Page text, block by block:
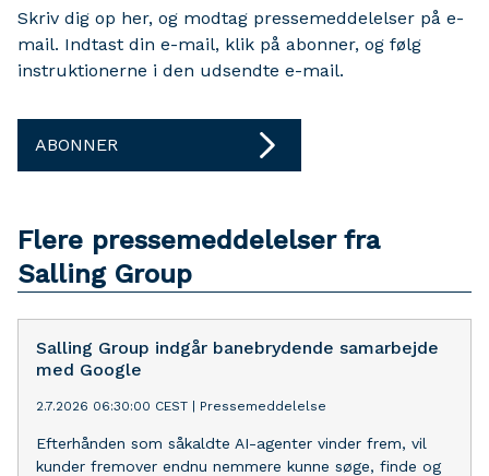
Skriv dig op her, og modtag pressemeddelelser på e-
mail. Indtast din e-mail, klik på abonner, og følg
instruktionerne i den udsendte e-mail.
ABONNER
Flere pressemeddelelser fra
Salling Group
Salling Group indgår banebrydende samarbejde
med Google
2.7.2026 06:30:00 CEST Pressemeddelelse
Efterhånden som såkaldte AI-agenter vinder frem, vil
kunder fremover endnu nemmere kunne søge, finde og